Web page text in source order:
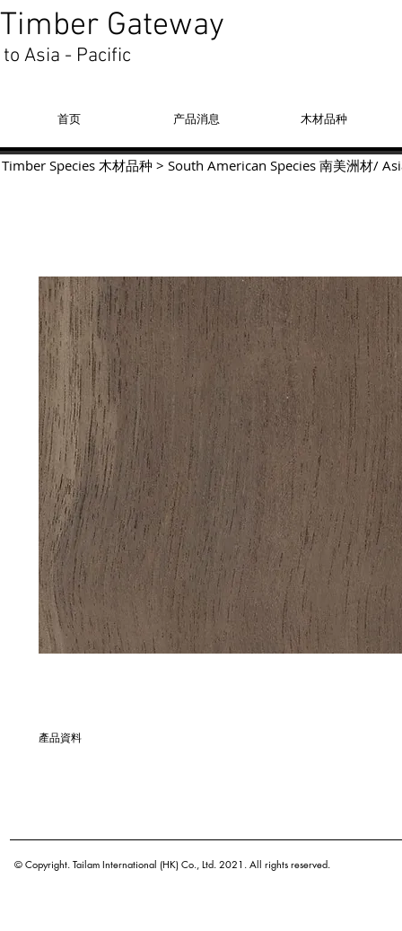
Timber Gateway
to Asia - Pacific
首页 产品消息 木材品种
產品資料
原產地
Timber Species 木材品种 > South American Species 南美洲材/
© Copyright. Tailam International (HK) Co., Ltd. 2021. All rights reserved.